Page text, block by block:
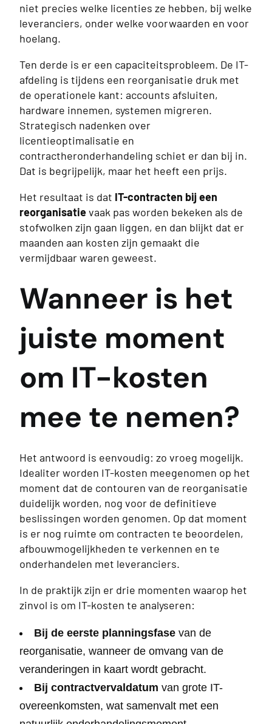
niet precies welke licenties ze hebben, bij welke
leveranciers, onder welke voorwaarden en voor
hoelang.
Ten derde is er een capaciteitsprobleem. De IT-
afdeling is tijdens een reorganisatie druk met
de operationele kant: accounts afsluiten,
hardware innemen, systemen migreren.
Strategisch nadenken over
licentieoptimalisatie en
contractheronderhandeling schiet er dan bij in.
Dat is begrijpelijk, maar het heeft een prijs.
Het resultaat is dat IT-contracten bij een
reorganisatievaak pas worden bekeken als de
stofwolken zijn gaan liggen, en dan blijkt dat er
maanden aan kosten zijn gemaakt die
vermijdbaar waren geweest.
Wanneer is het
juiste moment
om IT-kosten
mee te nemen?
Het antwoord is eenvoudig: zo vroeg mogelijk.
Idealiter worden IT-kosten meegenomen op het
moment dat de contouren van de reorganisatie
duidelijk worden, nog voor de definitieve
beslissingen worden genomen. Op dat moment
is er nog ruimte om contracten te beoordelen,
afbouwmogelijkheden te verkennen en te
onderhandelen met leveranciers.
In de praktijk zijn er drie momenten waarop het
zinvol is om IT-kosten te analyseren:
Bij de eerste planningsfase van de
reorganisatie, wanneer de omvang van de
veranderingen in kaart wordt gebracht.
Bij contractvervaldatum van grote IT-
overeenkomsten, wat samenvalt met een